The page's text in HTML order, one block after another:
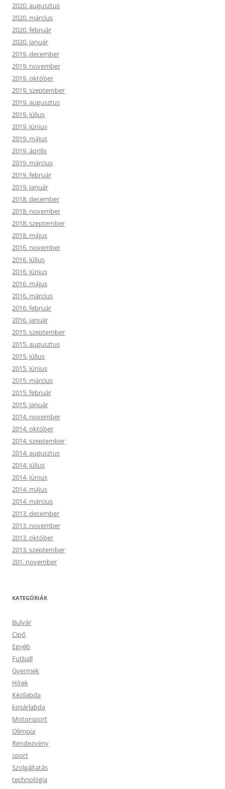
2020. augusztus
2020. március
2020. február
2020. január
2019. december
2019. november
2019. október
2019. szeptember
2019. augusztus
2019. július
2019. június
2019. május
2019. április
2019. március
2019. február
2019. január
2018. december
2018. november
2018. szeptember
2018. május
2016. november
2016. július
2016. június
2016. május
2016. március
2016. február
2016. január
2015. szeptember
2015. augusztus
2015. július
2015. június
2015. március
2015. február
2015. január
2014. november
2014. október
2014. szeptember
2014. augusztus
2014. július
2014. június
2014. május
2014. március
2013. december
2013. november
2013. október
2013. szeptember
201. november
KATEGÓRIÁK
Bulvár
Cipő
Egyéb
Futball
Gyermek
Hírek
Kézilabda
kosárlabda
Motorsport
Olimpia
Rendezvény
sport
Szolgáltatás
technológia